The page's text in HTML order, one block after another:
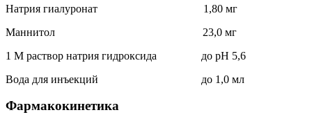
Натрия гиалуронат 1,80 мг
Маннитол 23,0 мг
1 М раствор натрия гидроксида до pH 5,6
Вода для инъекций до 1,0 мл
Фармакокинетика